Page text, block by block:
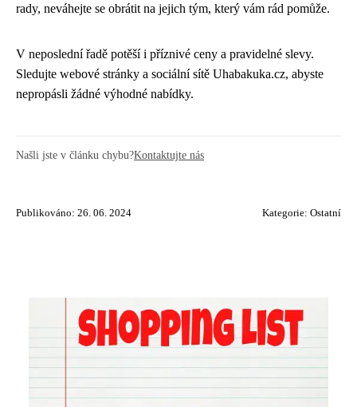
rady, neváhejte se obrátit na jejich tým, který vám rád pomůže.
V neposlední řadě potěší i příznivé ceny a pravidelné slevy.
Sledujte webové stránky a sociální sítě Uhabakuka.cz, abyste
nepropásli žádné výhodné nabídky.
Našli jste v článku chybu?Kontaktujte nás
Publikováno: 26. 06. 2024 Kategorie: Ostatní